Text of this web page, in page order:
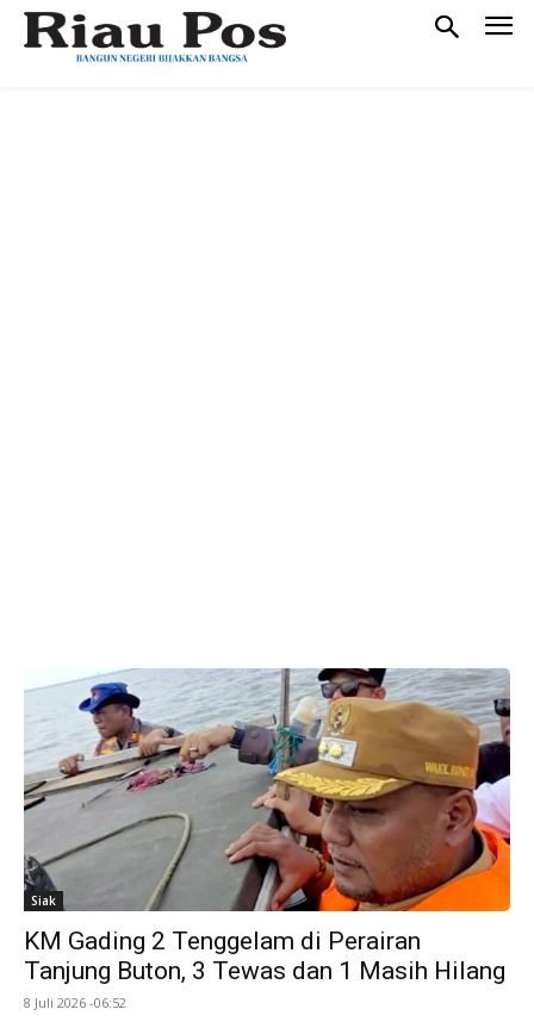
Siak
KM Gading 2 Tenggelam di Perairan
Tanjung Buton, 3 Tewas dan 1 Masih Hilang
8 Juli 2026 -06:52